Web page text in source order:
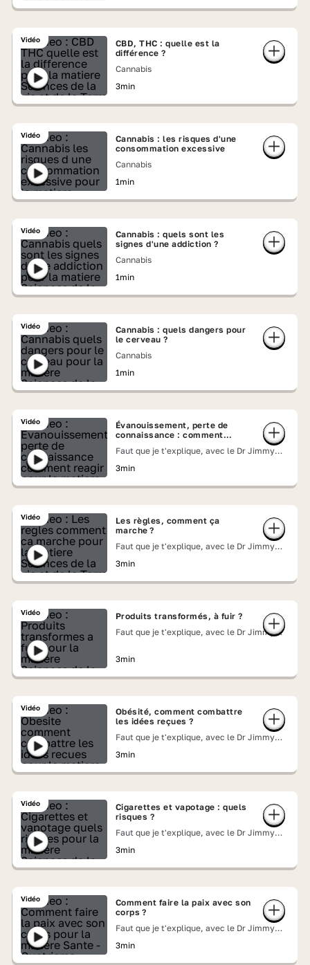
Vidéo
CBD, THC : quelle est la
différence ?
Cannabis
3min
Vidéo
Cannabis : les risques d'une
consommation excessive
Cannabis
1min
Vidéo
Cannabis : quels sont les
signes d'une addiction ?
Cannabis
1min
Vidéo
Cannabis : quels dangers pour
le cerveau ?
Cannabis
1min
Vidéo
Évanouissement, perte de
connaissance : comment
Faut que je t'explique, avec le Dr Jimmy
3min
Vidéo
Les règles, comment ça
marche ?
Faut que je t'explique, avec le Dr Jimmy
3min
Vidéo
Produits transformés, à fuir ?
Faut que je t'explique, avec le Dr Jimmy
3min
Vidéo
Obésité, comment combattre
les idées reçues ?
Faut que je t'explique, avec le Dr Jimmy
3min
Vidéo
Cigarettes et vapotage : quels
risques ?
Faut que je t'explique, avec le Dr Jimmy
3min
Vidéo
Comment faire la paix avec son
corps ?
Faut que je t'explique, avec le Dr Jimmy
3min